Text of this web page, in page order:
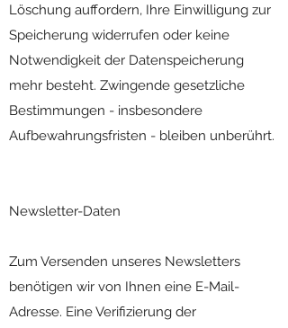
Löschung auffordern, Ihre Einwilligung zur
Speicherung widerrufen oder keine
Notwendigkeit der Datenspeicherung
mehr besteht. Zwingende gesetzliche
Bestimmungen - insbesondere
Aufbewahrungsfristen - bleiben unberührt.
Newsletter-Daten
Zum Versenden unseres Newsletters
benötigen wir von Ihnen eine E-Mail-
Adresse. Eine Verifizierung der